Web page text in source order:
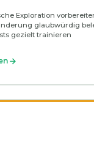
Exploration
glaubwürdig
gezielt trainieren